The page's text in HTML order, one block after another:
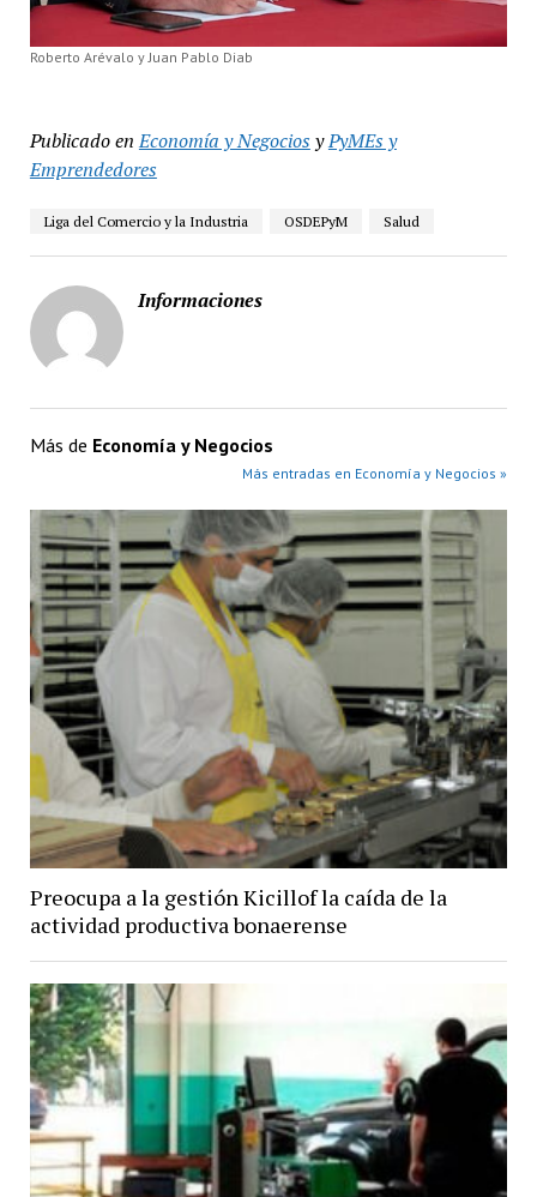
Roberto Arévalo y Juan Pablo Diab
Publicado en Economía y NegociosyPyMEs y
Emprendedores
Liga del Comercio y la Industria OSDEPyM Salud
Informaciones
Más de Economía y Negocios
Más entradas en Economía y Negocios »
Preocupa a la gestión Kicillof la caída de la
actividad productiva bonaerense